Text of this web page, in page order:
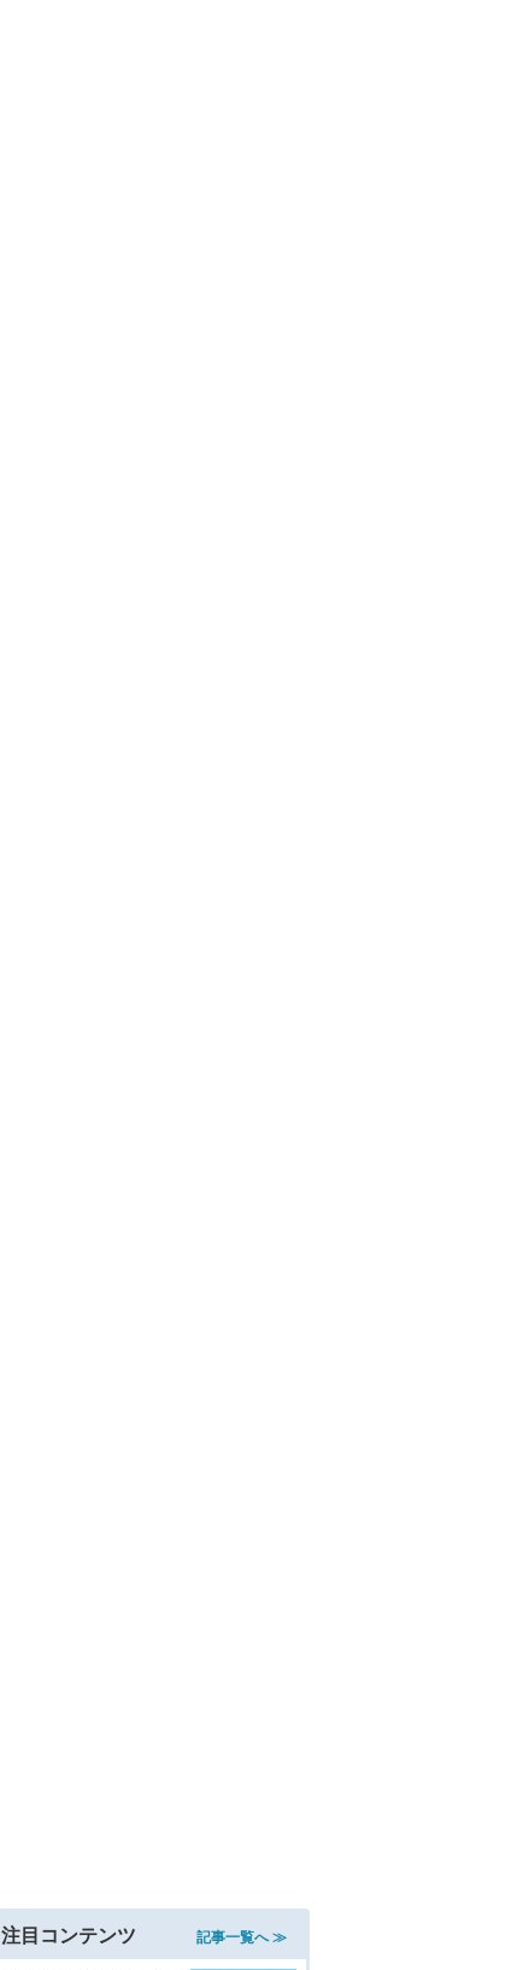
注目コンテンツ 記事一覧へ ≫